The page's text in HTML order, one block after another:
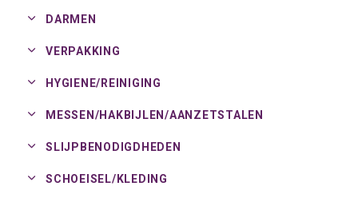
DARMEN
VERPAKKING
HYGIENE/ REINIGING
MESSEN/HAKBIJLEN/AANZETSTALEN
SLIJPBENODIGDHEDEN
SCHOEISEL/ KLEDING